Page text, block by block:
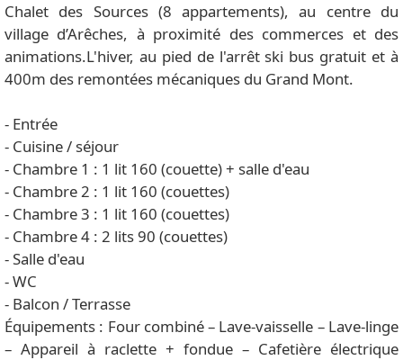
Chalet des Sources (8 appartements), au centre du
village d’Arêches, à proximité des commerces et des
animations.L'hiver, au pied de l'arrêt ski bus gratuit et à
400m des remontées mécaniques du Grand Mont.
- Entrée
- Cuisine / séjour
- Chambre 1 : 1 lit 160 (couette) + salle d'eau
- Chambre 2 : 1 lit 160 (couettes)
- Chambre 3 : 1 lit 160 (couettes)
- Chambre 4 : 2 lits 90 (couettes)
- Salle d'eau
- WC
- Balcon / Terrasse
Équipements : Four combiné – Lave-vaisselle – Lave-linge
– Appareil à raclette + fondue – Cafetière électrique